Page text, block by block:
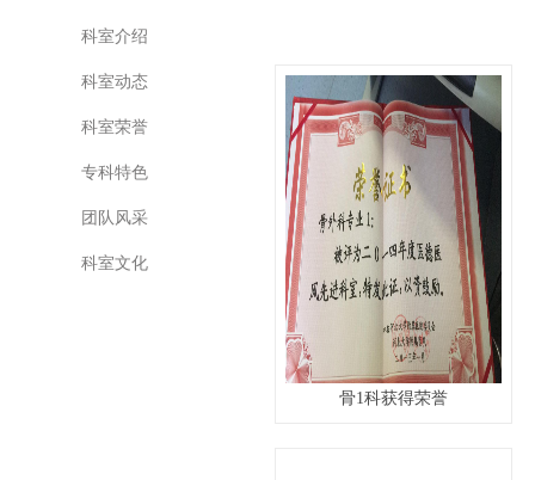
科室介绍
科室动态
科室荣誉
专科特色
团队风采
科室文化
骨1科获得荣誉